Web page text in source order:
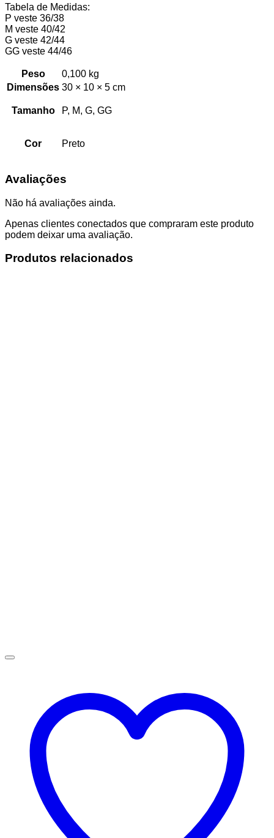
Tabela de Medidas:
P veste 36/38
M veste 40/42
G veste 42/44
GG veste 44/46
Peso
0,100 kg
Dimensões 30 × 10 × 5 cm
Tamanho P, M, G, GG
Cor Preto
Avaliações
Não há avaliações ainda.
Apenas clientes conectados que compraram este produto
podem deixar uma avaliação.
Produtos relacionados